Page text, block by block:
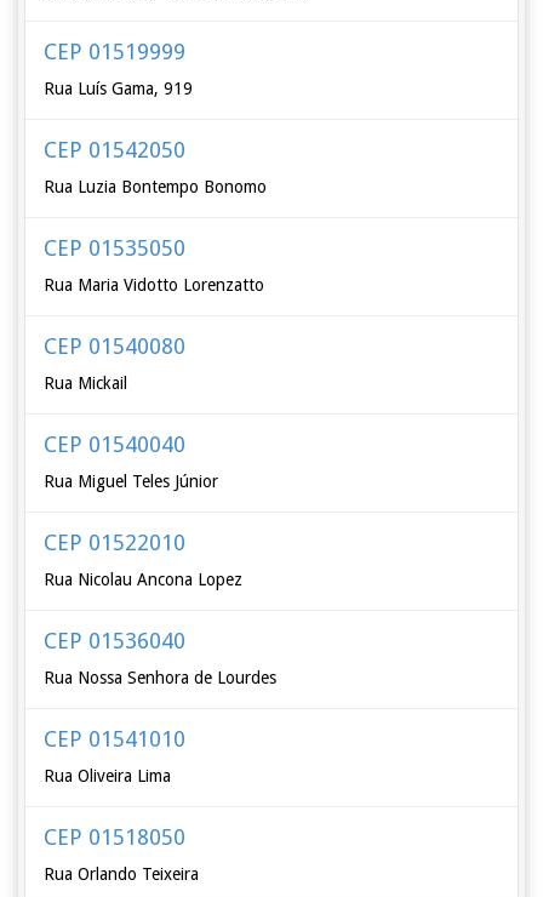
CEP 01519999
Rua Luís Gama, 919
CEP 01542050
Rua Luzia Bontempo Bonomo
CEP 01535050
Rua Maria Vidotto Lorenzatto
CEP 01540080
Rua Mickail
CEP 01540040
Rua Miguel Teles Júnior
CEP 01522010
Rua Nicolau Ancona Lopez
CEP 01536040
Rua Nossa Senhora de Lourdes
CEP 01541010
Rua Oliveira Lima
CEP 01518050
Rua Orlando Teixeira